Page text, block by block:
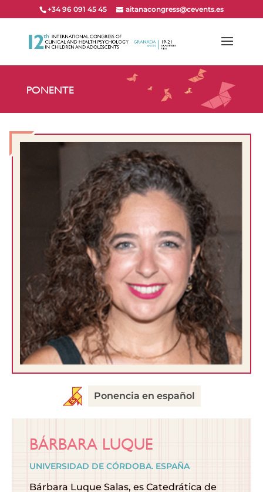
+34 96 091 45 45 aitanacongress@cevents.es
PONENTE
Ponencia en español
BÁRBARA LUQUE
UNIVERSIDAD DE CÓRDOBA. ESPAÑA
Bárbara Luque Salas, es Catedrática de